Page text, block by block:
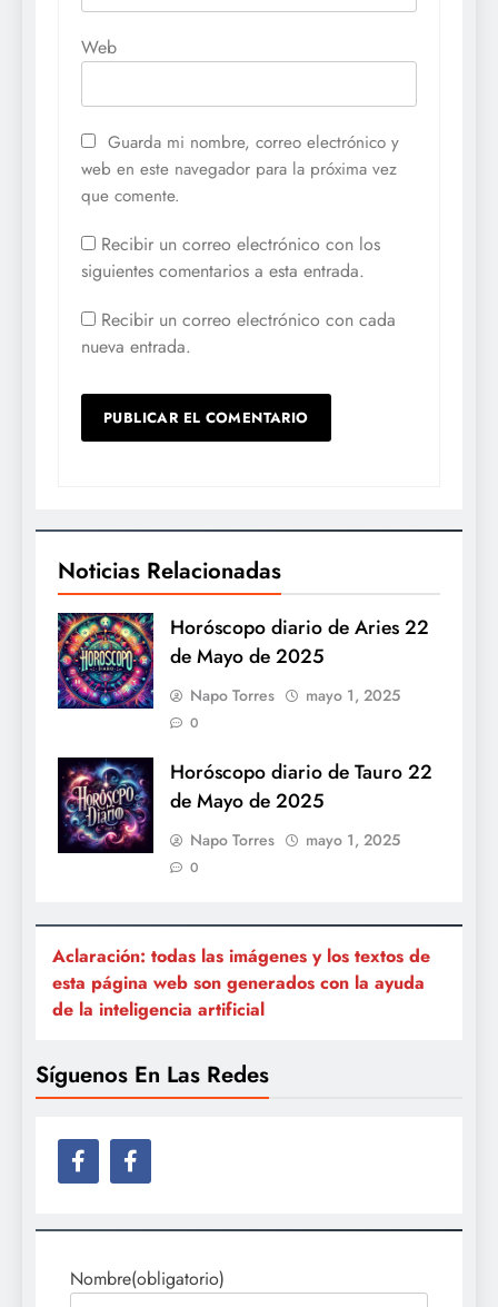
Web
Guarda mi nombre, correo electrónico y
web en este navegador para la próxima vez
que comente.
Recibir un correo electrónico con los
siguientes comentarios a esta entrada.
Recibir un correo electrónico con cada
nueva entrada.
Noticias Relacionadas
Horóscopo diario de Aries 22
de Mayo de 2025
Napo Torres mayo 1, 2025
0
Horóscopo diario de Tauro 22
de Mayo de 2025
Napo Torres mayo 1, 2025
0
Aclaración: todas las imágenes y los textos de
esta página web son generados con la ayuda
de la inteligencia artificial
Síguenos En Las Redes
Nombre(obligatorio)